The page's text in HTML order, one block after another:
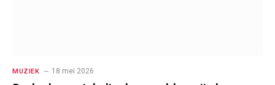
MUZIEK 18 mei 2026